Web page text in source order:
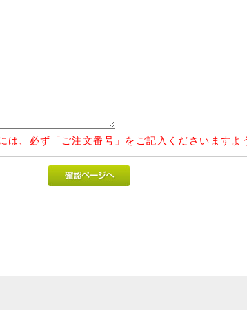
、必ず「ご注文番号」をご記入くださいますよ